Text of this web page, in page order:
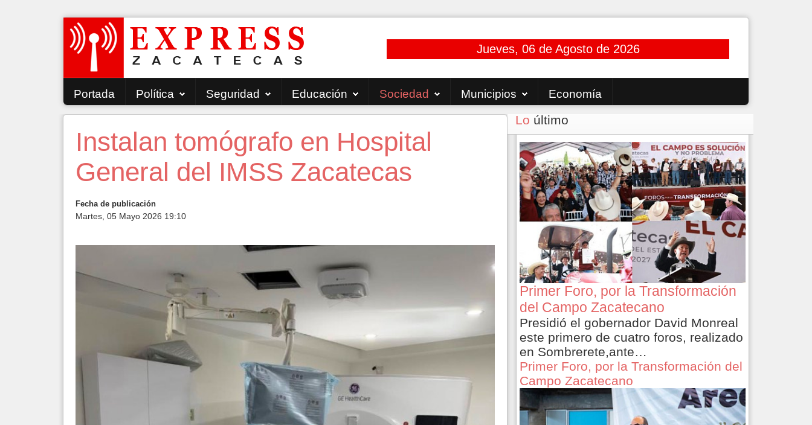
Jueves, 06 de Agosto de 2026
Portada Política Seguridad Educación Sociedad Municipios Economía
Instalan tomógrafo en Hospital
General del IMSS Zacatecas
Fecha de publicación
Martes, 05 Mayo 2026 19:10
Lo último
Primer Foro, por la Transformación
del Campo Zacatecano
Presidió el gobernador David Monreal
este primero de cuatro foros, realizado
en Sombrerete,ante…
Primer Foro, por la Transformación del
Campo Zacatecano